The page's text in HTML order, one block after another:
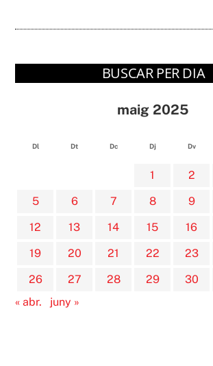
BUSCAR PER DIA
maig 2025
Dl Dt Dc Dj Dv
1 2
5
6 7 8 9
12
13 14 15 16
19
20 21 22 23
26
27 28 29 30
« abr.
juny »